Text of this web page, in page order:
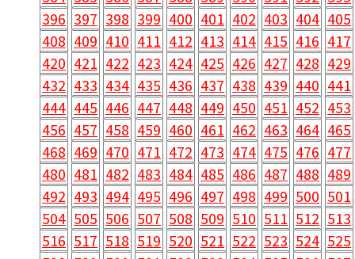
396 397 398 399 400 401 402 403 404 405
408 409 410 411 412 413 414 415 416 417
420 421 422 423 424 425 426 427 428 429
432 433 434 435 436 437 438 439 440 441
444 445 446 447 448 449 450 451 452 453
456 457 458 459 460 461 462 463 464 465
468 469 470 471 472 473 474 475 476 477
480 481 482 483 484 485 486 487 488 489
492 493 494 495 496 497 498 499 500 501
504 505 506 507 508 509 510 511 512 513
516 517 518 519 520 521 522 523 524 525